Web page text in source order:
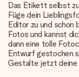
Das Etikett selbst
Füge dein
Editor zu und schon
Fotos und kannst
dann eine tolle
Entwurf gestochen
Gestalte jetzt deine